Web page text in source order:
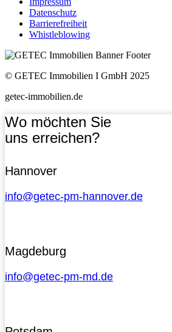
Datenschutz
Barrierefreiheit
Whistleblowing
© GETEC Immobilien I GmbH 2025
getec-immobilien.de
Wo möchten Sie
uns erreichen?
Hannover
info@getec-pm-hannover.de
Magdeburg
info@getec-pm-md.de